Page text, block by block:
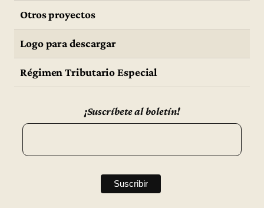
Otros proyectos
Logo para descargar
Régimen Tributario Especial
¡Suscríbete al boletín!